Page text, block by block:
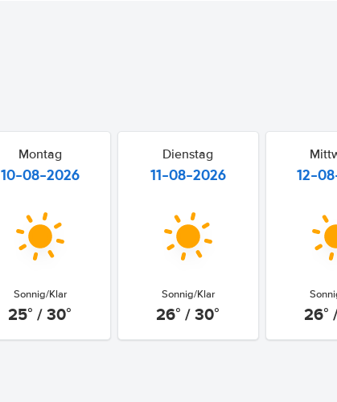
Montag
10-08-2026
Sonnig/Klar
25° / 30°
Dienstag
11-08-2026
Sonnig/Klar
26° / 30°
12-
26°